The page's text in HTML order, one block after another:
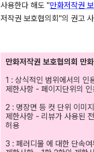
사용한다 해도 "만화저작권
저작권 보호협의회"의 권고
만화저작권 보호협의회 만
1 : 상식적인 범위에서의 인
제한사항 - 페이지단위의
2 : 명장면 등 컷 단위 이미
제한사항 - 리뷰가 사용된
허용
3 : 페러디물 에 대한 단속여